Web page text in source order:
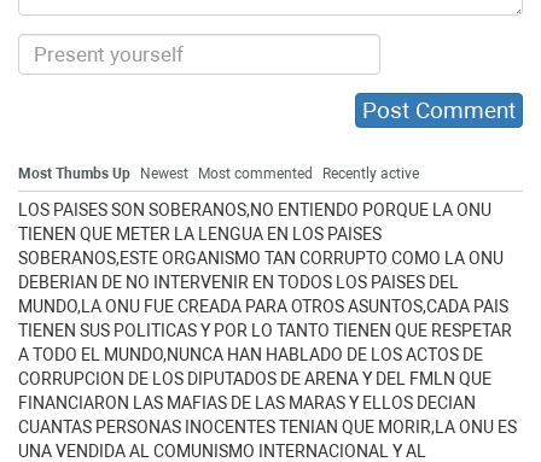
Most Thumbs Up Newest Most commented Recently active
LOS PAISES SON SOBERANOS,NO ENTIENDO PORQUE LA ONU
TIENEN QUE METER LA LENGUA EN LOS PAISES
SOBERANOS,ESTE ORGANISMO TAN CORRUPTO COMO LA ONU
DEBERIAN DE NO INTERVENIR EN TODOS LOS PAISES DEL
MUNDO,LA ONU FUE CREADA PARA OTROS ASUNTOS,CADA PAIS
TIENEN SUS POLITICAS Y POR LO TANTO TIENEN QUE RESPETAR
A TODO EL MUNDO,NUNCA HAN HABLADO DE LOS ACTOS DE
CORRUPCION DE LOS DIPUTADOS DE ARENA Y DEL FMLN QUE
FINANCIARON LAS MAFIAS DE LAS MARAS Y ELLOS DECIAN
CUANTAS PERSONAS INOCENTES TENIAN QUE MORIR,LA ONU ES
UNA VENDIDA AL COMUNISMO INTERNACIONAL Y AL